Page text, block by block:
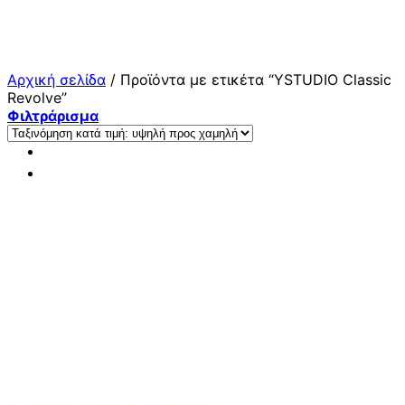
Αρχική σελίδα / Προϊόντα με ετικέτα “YSTUDIO Classic
Revolve”
Φιλτράρισμα